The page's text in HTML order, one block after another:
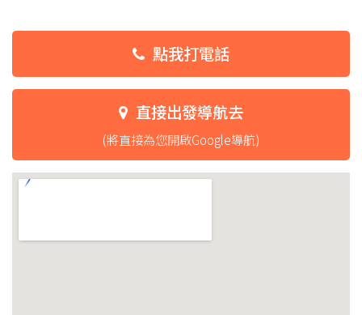
點我打電話
直接出發導航去
(將直接為您開啟Google導航)